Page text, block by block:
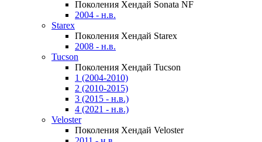
Поколения Хендай Sonata NF
2004 - н.в.
Starex
Поколения Хендай Starex
2008 - н.в.
Tucson
Поколения Хендай Tucson
1 (2004-2010)
2 (2010-2015)
3 (2015 - н.в.)
4 (2021 - н.в.)
Veloster
Поколения Хендай Veloster